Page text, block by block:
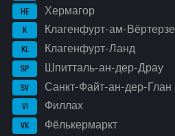
HE Хермагор
K Клагенфурт-ам-Вёртерзе
KL Клагенфурт-Ланд
SP Шпитталь-ан-дер-Драу
SV Санкт-Файт-ан-дер-Глан
VI Филлах
VK Фёлькермаркт